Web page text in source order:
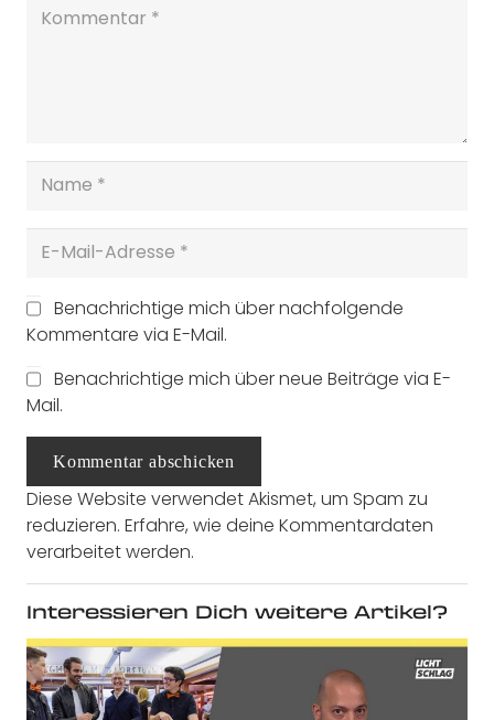
Benachrichtige mich über nachfolgende
Kommentare via E-Mail.
Benachrichtige mich über neue Beiträge via E-
Mail.
Kommentar abschicken
Diese Website verwendet Akismet, um Spam zu
reduzieren. Erfahre, wie deine Kommentardaten
verarbeitet werden.
Interessieren Dich weitere Artikel?